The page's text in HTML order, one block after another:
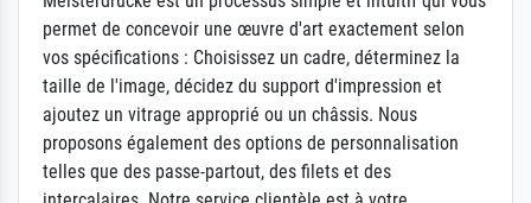
permet de concevoir une œuvre d'art exactement selon
vos spécifications : Choisissez un cadre, déterminez la
taille de l'image, décidez du support d'impression et
ajoutez un vitrage approprié ou un châssis. Nous
proposons également des options de personnalisation
telles que des passe-partout, des filets et des